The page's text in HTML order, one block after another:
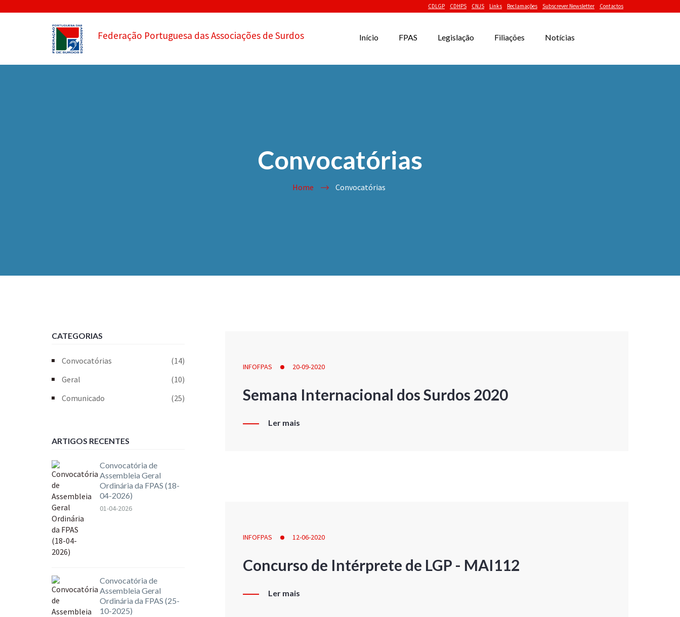
CDLGP CDHPS CNJS Links Reclamações Subscrever Newsletter Contactos
Federação Portuguesa das Associações de Surdos Início FPAS Legislação Filiações Notícias
Convocatórias
Home Convocatórias
INFOFPAS 20-09-2020
Semana Internacional dos Surdos 2020
Ler mais
INFOFPAS 12-06-2020
Concurso de Intérprete de LGP - MAI112
Ler mais
CATEGORIAS
Convocatórias
(14)
Geral
(10)
Comunicado
(25)
ARTIGOS RECENTES
Convocatória de
Assembleia Geral
Ordinária da FPAS (18-
04-2026)
01-04-2026
Convocatória de
Assembleia Geral
Ordinária da FPAS (25-
10-2025)